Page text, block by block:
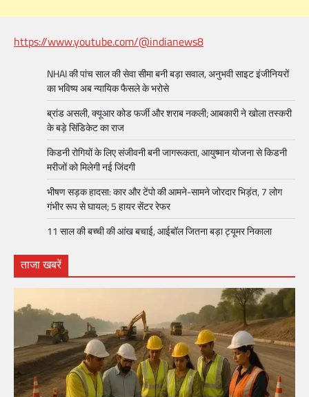
https://www.youtube.com/@indianews8
NHAI की पांच साल की सेवा सीमा बनी बड़ा सवाल, अनुभवी साइट इंजीनियरों
का भविष्य अब न्यायिक फैसले के भरोसे
ब्रांड असली, क्यूआर कोड फर्जी और शराब नकली; आबकारी ने खोला तस्करी
के बड़े सिंडिकेट का राज
किडनी रोगियों के लिए संजीवनी बनी जागरूकता, आयुष्मान योजना से किडनी
मरीजों को मिलेगी नई जिंदगी
भीषण सड़क हादसा: कार और टेंपो की आमने-सामने जोरदार भिड़ंत, 7 लोग
गंभीर रूप से घायल; 5 हायर सेंटर रेफर​
11 साल की बच्ची की आंख बचाई, आईबॉल जितना बड़ा ट्यूमर निकाला
ताजा खबरें